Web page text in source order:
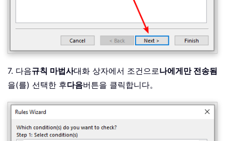
7. 다음규칙 마법사대화 상자에서 조건으로나에게만 전송됨
을(를) 선택한 후다음버튼을 클릭합니다。